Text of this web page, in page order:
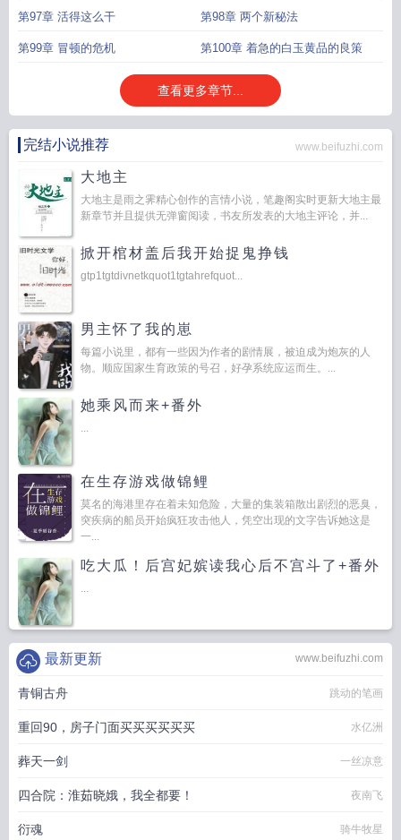
第97章 活得这么干 第98章 两个新秘法
第99章 冒顿的危机 第100章 着急的白玉黄品的良策
查看更多章节...
完结小说推荐 www.beifuzhi.com
大地主
大地主是雨之霁精心创作的言情小说，笔趣阁实时更新大地主最
新章节并且提供无弹窗阅读，书友所发表的大地主评论，并...
掀开棺材盖后我开始捉鬼挣钱
gtp1tgtdivnetkquot1tgtahrefquot...
男主怀了我的崽
每篇小说里，都有一些因为作者的剧情展，被迫成为炮灰的人
物。顺应国家生育政策的号召，好孕系统应运而生。...
她乘风而来+番外
...
在生存游戏做锦鲤
莫名的海港里存在着未知危险，大量的集装箱散出剧烈的恶臭，
突疾病的船员开始疯狂攻击他人，凭空出现的文字告诉她这是
一...
吃大瓜！后宫妃嫔读我心后不宫斗了+番外
...
www.beifuzhi.com
最新更新
青铜古舟 跳动的笔画
重回90，房子门面买买买买买买 水亿洲
葬天一剑 一丝凉意
四合院：淮茹晓娥，我全都要！ 夜南飞
衍魂 骑牛牧星